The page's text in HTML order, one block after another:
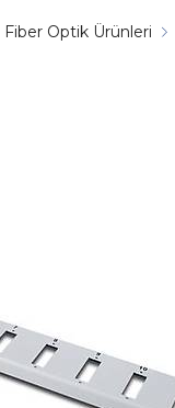
Fiber Optik Ürünleri